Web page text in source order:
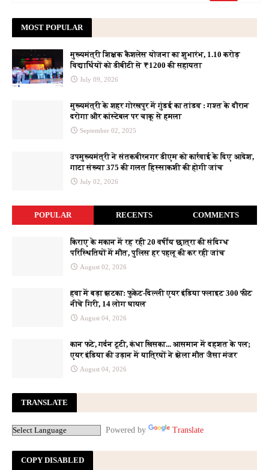
MOST POPULAR
मुख्यमंत्री शिक्षक कैशलेस योजना का शुभारंभ, 1.10 करोड़
विद्यार्थियों को डीबीटी से ₹1200 की सहायता
July 09, 2026
मुख्यमंत्री के शहर गोरखपुर में गुंडई का तांडव : गश्त के दौरान
दरोगा और कांस्टेबल पर चाकू से हमला
September 02, 2025
उपमुख्यमंत्री ने संतकबीरनगर डीएम को कार्रवाई के दिए आदेश,
गाटा संख्या 375 की गलत हिस्साकशी की होगी जांच
July 02, 2026
POPULAR RECENTS COMMENTS
किराए के मकान में रह रही 20 वर्षीय छात्रा की संदिग्ध
परिस्थितियों में मौत, पुलिस हर पहलू की कर रही जांच
August 02, 2026
हवा में बड़ा झटका: फुकेट-दिल्ली एयर इंडिया फ्लाइट 300 फीट
नीचे गिरी, 14 लोग घायल
August 04, 2026
कान फटे, गर्दन टूटी, कंधा खिसका... आसमान में दहशत के पल;
एयर इंडिया की उड़ान में यात्रियों ने झेला मौत जैसा मंजर
August 04, 2026
TRANSLATE
Powered by Translate
COPY DISABLED